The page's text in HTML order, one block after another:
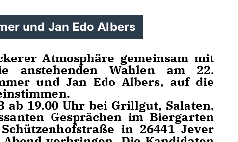
und Jan Edo Albers
Atmosphäre gemeinsam mit
anstehenden Wahlen am 22.
und Jan Edo Albers, auf die
ab 19.00 Uhr bei Grillgut, Salaten,
Gesprächen im Biergarten
in 26441 Jever